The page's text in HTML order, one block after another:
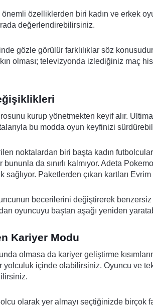
özelliklerden biri kadın ve erkek
değerlendirebilirsiniz.
gözle görülür farklılıklar söz
olması; televizyonda izlediğiniz maç
kurup yönetmekten keyif alır.
bu modda oyun keyfinizi
noktalardan biri başta kadın
da sınırlı kalmıyor. Adeta
sağlıyor. Paketlerden çıkan kartları
becerilerini değiştirerek
oyuncuyu baştan aşağı yeniden
Kariyer Modu
olmasa da kariyer geliştirme
yolculuk içinde olabilirsiniz. Oyuncu ve
olarak yer almayı seçtiğinizde